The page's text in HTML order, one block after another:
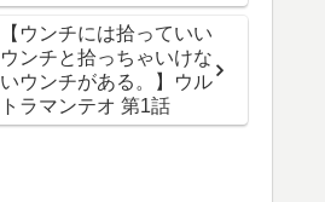
【ウンチには拾っていい
ウンチと拾っちゃいけな
いウンチがある。】ウル
トラマンテオ 第1話